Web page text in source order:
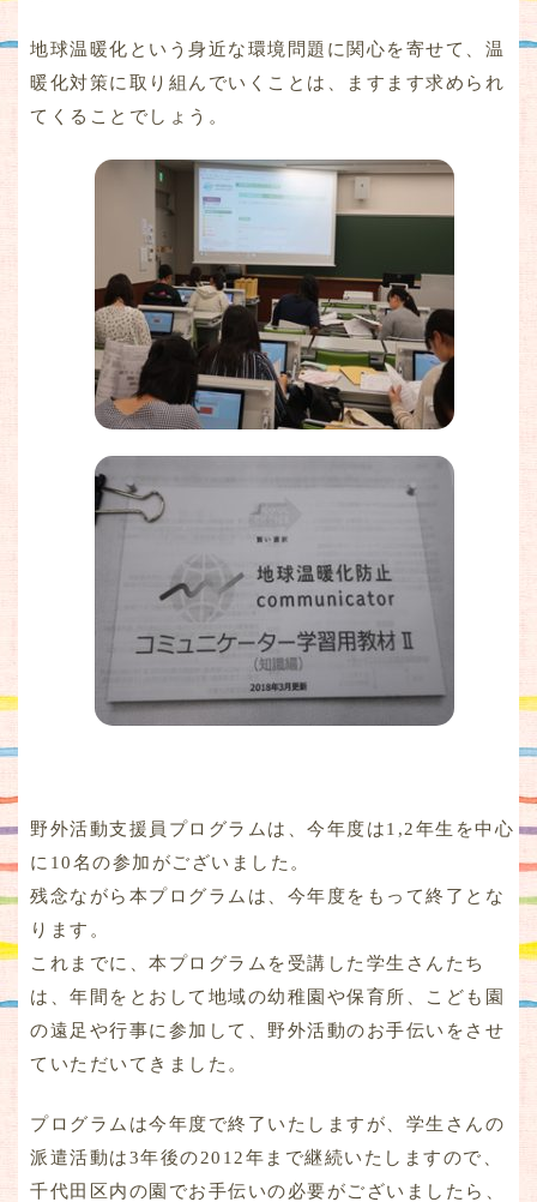
地球温暖化という身近な環境問題に関心を寄せて、温
暖化対策に取り組んでいくことは、ますます求められ
てくることでしょう。
野外活動支援員プログラムは、今年度は1,2年生を中心
に10名の参加がございました。
残念ながら本プログラムは、今年度をもって終了とな
ります。
これまでに、本プログラムを受講した学生さんたち
は、年間をとおして地域の幼稚園や保育所、こども園
の遠足や行事に参加して、野外活動のお手伝いをさせ
ていただいてきました。
プログラムは今年度で終了いたしますが、学生さんの
派遣活動は3年後の2012年まで継続いたしますので、
千代田区内の園でお手伝いの必要がございましたら、